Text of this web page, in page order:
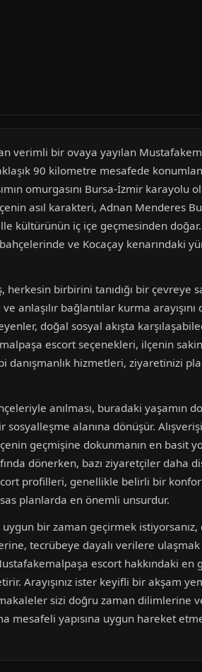
verimli bir ovaya yayılan
90 kilometre mesafede
omurgasını Bursa-İzmir karayolu
asıl karakteri, Adnan Menderes
kültürünün iç içe geçmesinden
ve Kocaçay kenarındaki
birbirini tanıdığı bir çevreye
anlaşılır bağlantılar kurma
doğal sosyal akışta
escort seçenekleri, ilçenin
hizmetleri, ziyaretinizi
anılması, buradaki yaşamın
alanına dönüşür.
geçmişine dokunmanın en basit
dönerken, bazı ziyaretçiler daha
profilleri, genellikle belirli bir
planlarda en önemli unsurdur.
bir zaman geçirmek
tecrübeye dayalı verilere
escort hakkındaki
Arayışınız ister keyifli bir akşam
makaleler sizi doğru zaman
yapısına uygun hareket